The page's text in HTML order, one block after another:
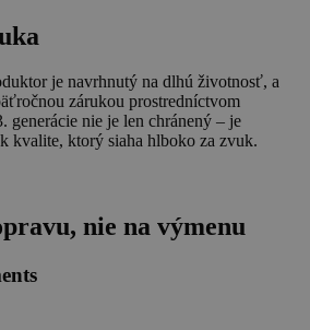
je navrhnutý na dlhú životnosť, a
zárukou prostredníctvom
generácie nie je len chránený – je
kvalite, ktorý siaha hlboko za zvuk.
nie na výmenu